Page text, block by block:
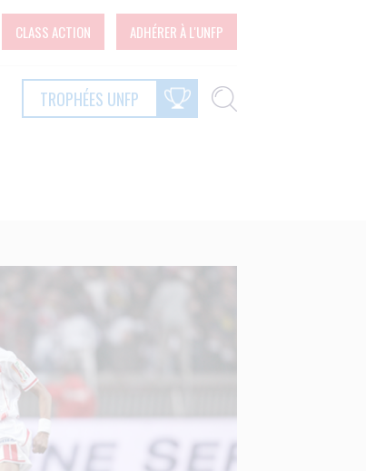
CLASS ACTION ADHÉRER À L'UNFP
TROPHÉES UNFP